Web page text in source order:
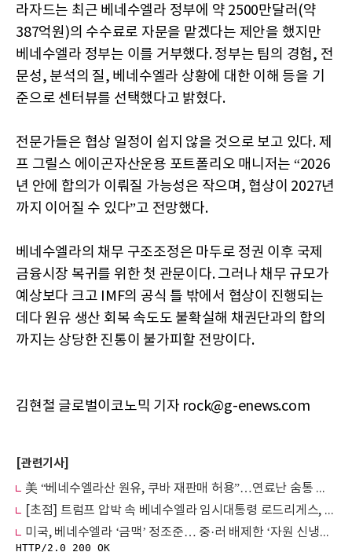
라자드는 최근 베네수엘라 정부에 약 2500만달러(약
387억원)의 수수료로 자문을 맡겠다는 제안을 했지만
베네수엘라 정부는 이를 거부했다. 정부는 팀의 경험, 전
문성, 분석의 질, 베네수엘라 상황에 대한 이해 등을 기
준으로 센터뷰를 선택했다고 밝혔다.
전문가들은 협상 일정이 쉽지 않을 것으로 보고 있다. 제
프 그릴스 에이곤자산운용 포트폴리오 매니저는 “2026
년 안에 합의가 이뤄질 가능성은 작으며, 협상이 2027년
까지 이어질 수 있다”고 전망했다.
베네수엘라의 채무 구조조정은 마두로 정권 이후 국제
금융시장 복귀를 위한 첫 관문이다. 그러나 채무 규모가
예상보다 크고 IMF의 공식 틀 밖에서 협상이 진행되는
데다 원유 생산 회복 속도도 불확실해 채권단과의 합의
까지는 상당한 진통이 불가피할 전망이다.
김현철 글로벌이코노믹 기자 rock@g-enews.com
[관련기사]
美 “베네수엘라산 원유, 쿠바 재판매 허용”…연료난 숨통 트이나
[초점] 트럼프 압박 속 베네수엘라 임시대통령 로드리게스, ‘줄타기 외교’ 시험대
미국, 베네수엘라 ‘금맥’ 정조준… 중·러 배제한 ‘자원 신냉전’ 선포